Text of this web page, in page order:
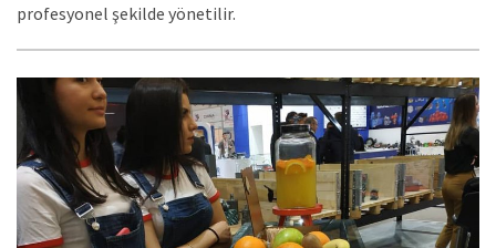
profesyonel şekilde yönetilir.